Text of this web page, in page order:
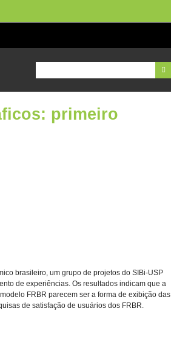
primeiro
brasileiro, um grupo de projetos do SIBi-USP
de experiências. Os resultados indicam que a
FRBR parecem ser a forma de exibição das
de satisfação de usuários dos FRBR.